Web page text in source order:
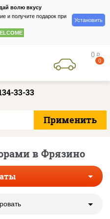
волю вкусу
и получите подарок при
Установить
0 руб
0
33-33
в Фрязино